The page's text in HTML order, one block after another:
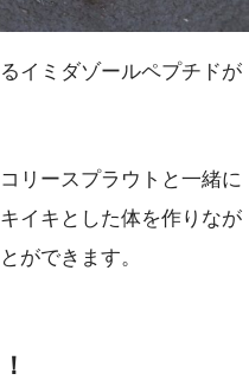
イミダゾールペプチドが
リースプラウトと一緒に
イキとした体を作りなが
ができます。